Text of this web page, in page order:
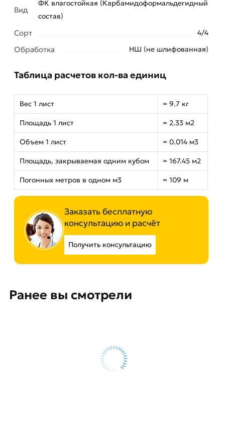
Вид
ФК влагостойкая (Карбамидоформальдегидный
состав)
Сорт 4/4
Обработка НШ (не шлифованная)
Таблица расчетов кол-ва единиц
Вес 1 лист ≈ 9.7 кг
Площадь 1 лист ≈ 2.33 м2
Объем 1 лист ≈ 0.014 м3
Площадь, закрываемая одним кубом ≈ 167.45 м2
Погонных метров в одном м3 ≈ 109 м
Заказать бесплатную
консультацию и расчёт
Получить консультацию
Ранее вы смотрели